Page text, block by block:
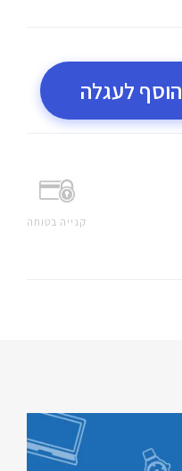
הוסף לעגלה
קנייה בטוחה